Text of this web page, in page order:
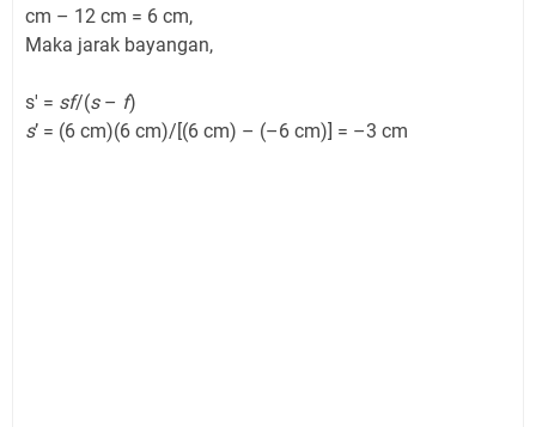
cm – 12 cm = 6 cm,
Maka jarak bayangan,
s' = sf/(s– f)
s’ = (6 cm)(6 cm)/[(6 cm) – (–6 cm)] = –3 cm